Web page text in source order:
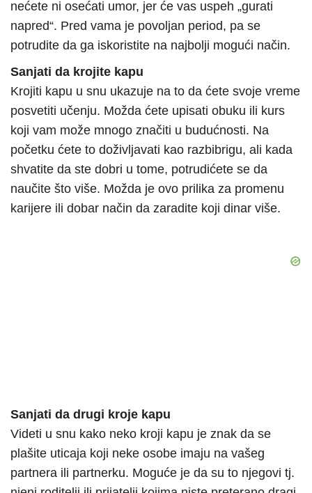
nećete ni osećati umor, jer će vas uspeh „gurati
napred“. Pred vama je povoljan period, pa se
potrudite da ga iskoristite na najbolji mogući način.
Sanjati da krojite kapu
Krojiti kapu u snu ukazuje na to da ćete svoje vreme
posvetiti učenju. Možda ćete upisati obuku ili kurs
koji vam može mnogo značiti u budućnosti. Na
početku ćete to doživljavati kao razbibrigu, ali kada
shvatite da ste dobri u tome, potrudićete se da
naučite što više. Možda je ovo prilika za promenu
karijere ili dobar način da zaradite koji dinar više.
Sanjati da drugi kroje kapu
Videti u snu kako neko kroji kapu je znak da se
plašite uticaja koji neke osobe imaju na vašeg
partnera ili partnerku. Moguće je da su to njegovi tj.